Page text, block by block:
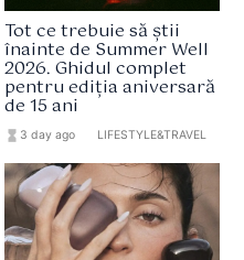
Tot ce trebuie să știi
înainte de Summer Well
2026. Ghidul complet
pentru ediția aniversară
de 15 ani
hourglass_full 3 day ago LIFESTYLE&TRAVEL